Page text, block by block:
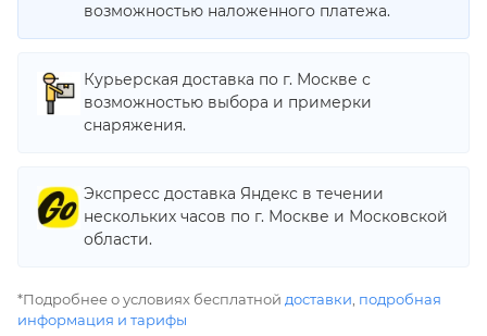
возможностью наложенного платежа.
Курьерская доставка по г. Москве с
возможностью выбора и примерки
снаряжения.
Экспресс доставка Яндекс в течении
нескольких часов по г. Москве и Московской
области.
*Подробнее о условиях бесплатной доставки подробная
информация и тарифы